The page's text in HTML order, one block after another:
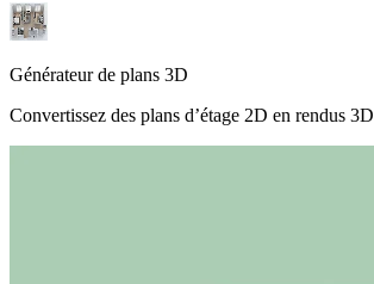
Générateur de plans 3D
Convertissez des plans d’étage 2D en rendus 3D